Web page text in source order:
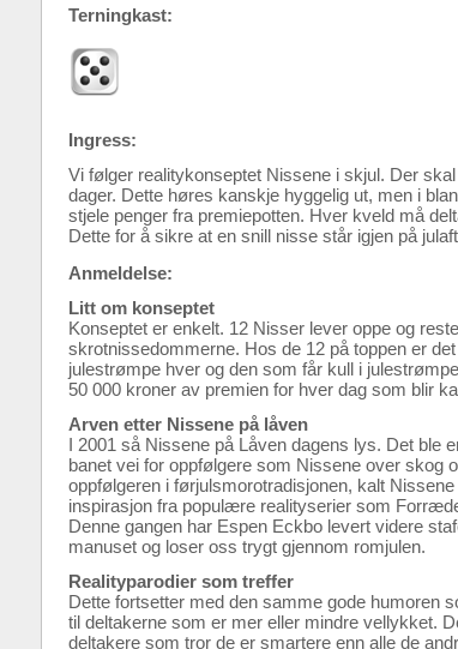
Terningkast:
Ingress:
Vi følger realitykonseptet Nissene i skjul. Der
dager. Dette høres kanskje hyggelig ut, men i
stjele penger fra premiepotten. Hver kveld må
Dette for å sikre at en snill nisse står igjen på
Anmeldelse:
Litt om konseptet
Konseptet er enkelt. 12 Nisser lever oppe og
skrotnissedommerne. Hos de 12 på toppen er
julestrømpe hver og den som får kull i
50 000 kroner av premien for hver dag som blir
Arven etter Nissene på låven
I 2001 så Nissene på Låven dagens lys. Det ble
banet vei for oppfølgere som Nissene over skog
oppfølgeren i førjulsmorotradisjonen, kalt
inspirasjon fra populære realityserier som
Denne gangen har Espen Eckbo levert videre
manuset og loser oss trygt gjennom romjulen.
Realityparodier som treffer
Dette fortsetter med den samme gode humoren
til deltakerne som er mer eller mindre vellykket.
deltakere som tror de er smartere enn alle de